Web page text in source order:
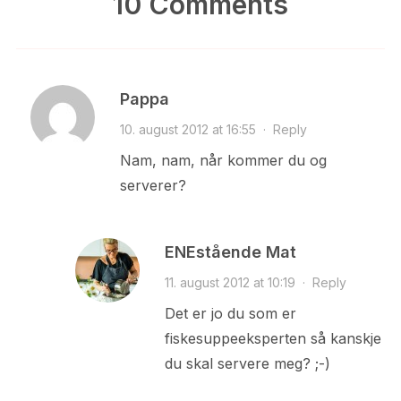
Pappa
10. august 2012 at 16:55 · Reply
Nam, nam, når kommer du og
serverer?
ENEstående Mat
11. august 2012 at 10:19 · Reply
Det er jo du som er
fiskesuppeeksperten så kanskje
du skal servere meg? ;-)